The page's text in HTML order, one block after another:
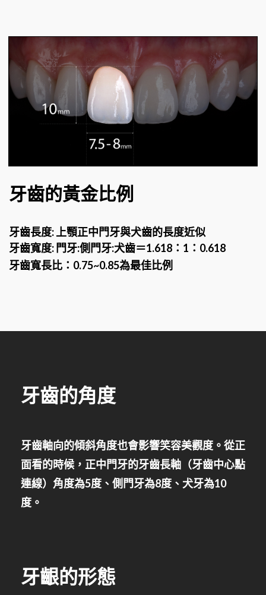
牙齒的黃金比例
牙齒長度: 上顎正中門牙與犬齒的長度近似
牙齒寬度: 門牙:側門牙:犬齒＝1.618：1：0.618
牙齒寬長比：0.75~0.85為最佳比例
牙齒的角度
牙齒軸向的傾斜角度也會影響笑容美觀度。從正
面看的時候，正中門牙的牙齒長軸（牙齒中心點
連線）角度為5度、側門牙為8度、犬牙為10
度。
牙齦的形態